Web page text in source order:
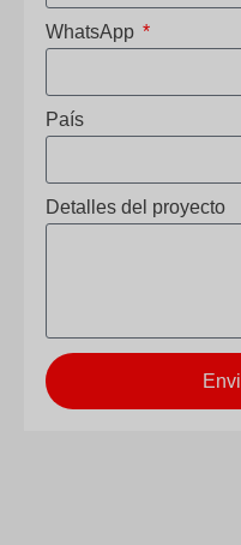
WhatsApp
País
Detalles del proyecto